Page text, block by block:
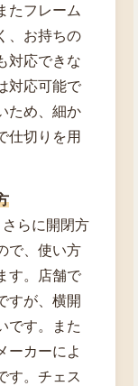
たフレーム
、お持ちの
対応できな
対応可能で
ため、細か
仕切りを用
らに開閉方
で、使い方
す。店舗で
すが、横開
です。また
ーカーによ
す。チェス